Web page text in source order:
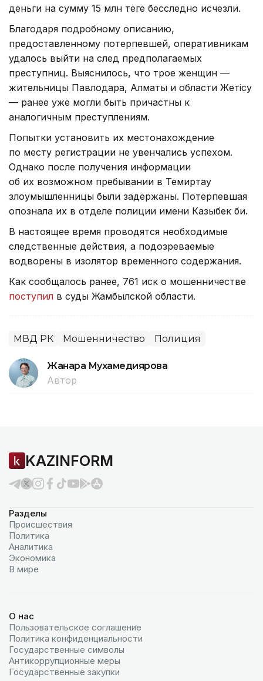
деньги на сумму 15 млн теңге бесследно исчезли.
Благодаря подробному описанию,
предоставленному потерпевшей, оперативникам
удалось выйти на след предполагаемых
преступниц. Выяснилось, что трое женщин —
жительницы Павлодара, Алматы и области Жетiсу
— ранее уже могли быть причастны к
аналогичным преступлениям.
Попытки установить их местонахождение
по месту регистрации не увенчались успехом.
Однако после получения информации
об их возможном пребывании в Темиртау
злоумышленницы были задержаны. Потерпевшая
опознала их в отделе полиции имени Казыбек би.
В настоящее время проводятся необходимые
следственные действия, а подозреваемые
водворены в изолятор временного содержания.
Как сообщалось ранее, 761 иск о мошенничестве
поступил в суды Жамбылской области.
МВД РК Мошенничество Полиция
Жанара Мухамедиярова
Автор
KAZINFORM
Разделы
Происшествия
Политика
Аналитика
Экономика
В мире
О нас
Пользовательское соглашение
Политика конфиденциальности
Государственные символы
Антикоррупционные меры
Государственные закупки